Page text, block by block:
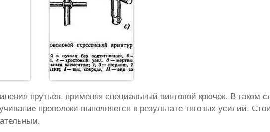
прутьев, применяя специальный винтовой крючок. В таком
проволоки выполняется в результате тяговых усилий.